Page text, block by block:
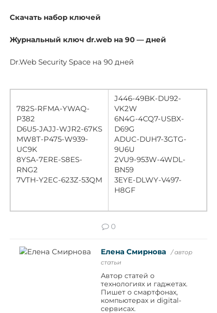
Скачать набор ключей
Журнальный ключ dr.web на 90 — дней
Dr.Web Security Space на 90 дней
782S-RFMA-YWAQ-
P382
D6U5-JAJJ-WJR2-67KS
MW8T-P475-W939-
UC9K
8YSA-7ERE-S8ES-
RNG2
7VTH-Y2EC-623Z-53QM
J446-49BK-DU92-
VK2W
6N4G-4CQ7-USBX-
D69G
ADUC-DUH7-3GTG-
9U6U
2VU9-953W-4WDL-
BN59
3EYE-DLWY-V497-
H8GF
0
Елена Смирнова
/ автор
статьи
Автор статей о
технологиях и гаджетах.
Пишет о смартфонах,
компьютерах и digital-
сервисах.